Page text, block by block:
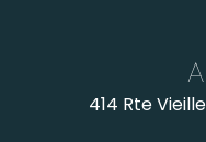
414 Rte